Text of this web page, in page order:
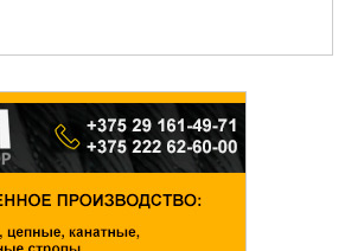
государственный
университет пищевых и
химических технологий
222 63-92-70, +375 222 63-18-45